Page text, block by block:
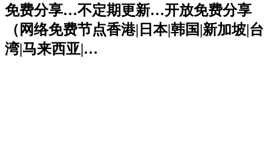
免费分享…不定期更新…开放免费分享
（网络免费节点香港|日本|韩国|新加坡|台
湾|马来西亚|…